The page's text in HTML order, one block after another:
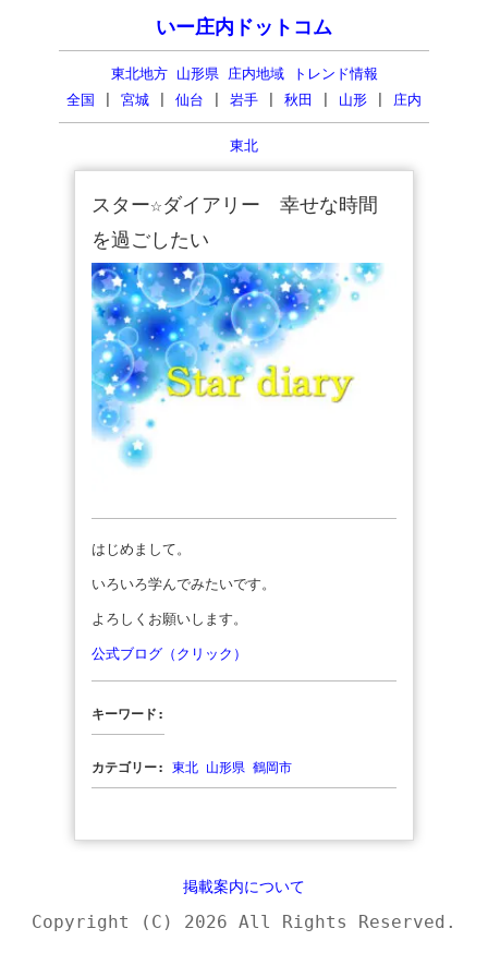
いー庄内ドットコム
東北地方 山形県 庄内地域 トレンド情報
全国
宮城 仙台 岩手 秋田 山形 庄内
東北
スター☆ダイアリー 幸せな時間
を過ごしたい
はじめまして。
いろいろ学んでみたいです。
よろしくお願いします。
公式ブログ（クリック）
キーワード:
カテゴリー: 東北 山形県 鶴岡市
掲載案内について
Copyright (C) 2026 All Rights Reserved.